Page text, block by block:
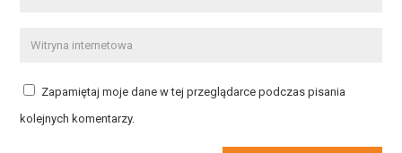
Zapamiętaj moje dane w tej przeglądarce podczas pisania
kolejnych komentarzy.